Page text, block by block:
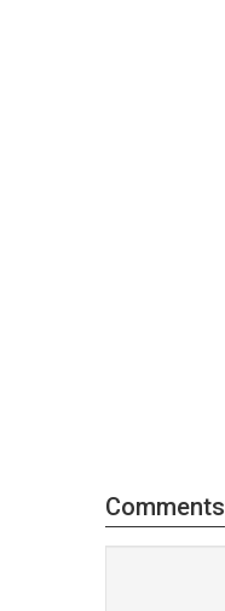
Comments